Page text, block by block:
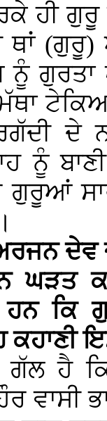
ਹੀ
ਥਾਂ
ਨੂੰ ਗੁਰਤਾ
ਦੇ
ਨੂੰ
ਗੁਰੂਆਂ
ਦੇਵ
ਹਨ ਕਿ
ਕਹਾਣੀ
ਗੱਲ ਹੈ
ਵਾਸੀ